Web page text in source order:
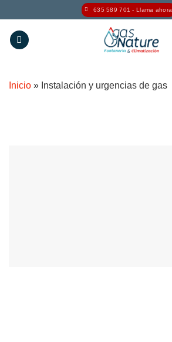
al
contenido
635 589 701 - Llama ahora
Inicio » Instalación y urgencias de gas